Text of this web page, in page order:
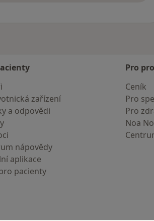
zařízení
a odpovědi
nápovědy
aplikace
pacienty
Pro
Ceník
Pro
Pro
Noa